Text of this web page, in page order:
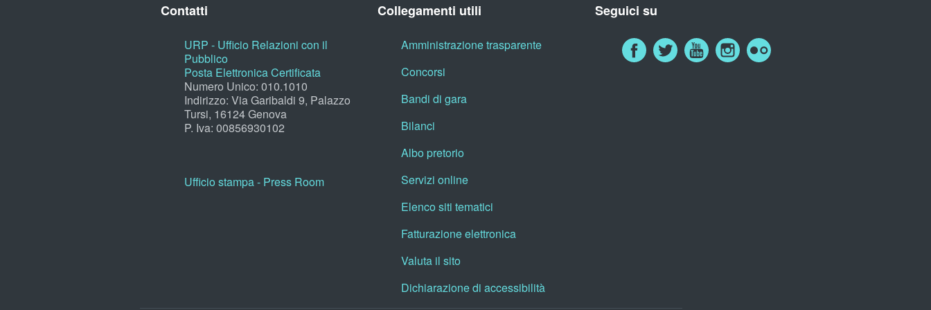
Contatti
URP - Ufficio Relazioni con il
Pubblico
Posta Elettronica Certificata
Numero Unico: 010.1010
Indirizzo: Via Garibaldi 9, Palazzo
Tursi, 16124 Genova
P. Iva: 00856930102
Ufficio stampa - Press Room
Collegamenti utili
Amministrazione trasparente
Concorsi
Bandi di gara
Bilanci
Albo pretorio
Servizi online
Elenco siti tematici
Fatturazione elettronica
Valuta il sito
Dichiarazione di accessibilità
Seguici su